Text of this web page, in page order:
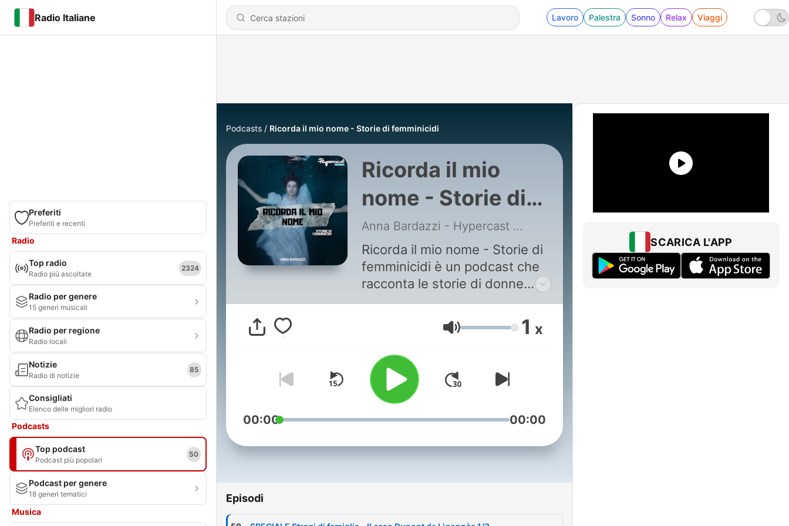
Radio Italiane Lavoro Palestra Sonno Relax Viaggi
Preferiti
Preferiti e recenti
Radio
Top radio
Radio più ascoltate
2324
Radio per genere
15 generi musicali
Radio per regione
Radio locali
Notizie
Radio di notizie
85
Consigliati
Elenco delle migliori radio
Podcasts
Top podcast
Podcast più popolari
50
Podcast per genere
18 generi tematici
Musica
Podcasts Ricorda il mio nome - Storie di femminicidi
Ricorda il mio
nome - Storie di
femminicidi
Anna Bardazzi - Hypercast |
Ricorda il mio nome - Storie di
femminicidi è un podcast che
racconta le storie di donne
uccise perché donne, affinché
possano essere ricordate
come persone, e non come
l'ennesimo caso di
femminicidio. Ogni episodio
racconta la storia e il
femminicidio di una donna
diversa, i suoi sogni e la sua
uomo a lei vicino ha deciso di
è stato giudicato quest'uomo
realizzato con la collaborazione
Volume 1 x
00:00 00:00
Episodi
SCARICA L'APP